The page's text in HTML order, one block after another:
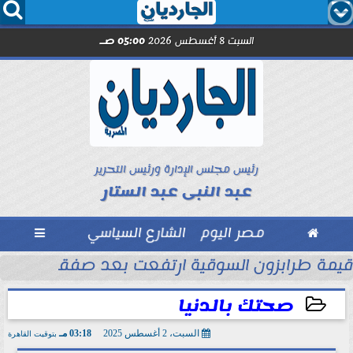
  
السبت 8 أغسطس 2026 05:00 صـ
رئيس مجلس الإدارة ورئيس التحرير
عبد النبى عبد الستار
 مصر اليوم الشارع السياسي 
قيمة طرابزون السوقية ارتفعت بعد صفقة
صحتك بالدنيا
السبت، 2 أغسطس 2025 03:18 مـ بتوقيت القاهرة